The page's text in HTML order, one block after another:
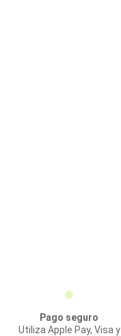
Pago seguro
Utiliza Apple Pay, Visa y